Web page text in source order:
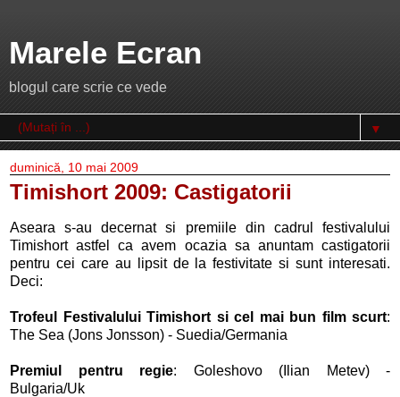
Marele Ecran
blogul care scrie ce vede
▼
duminică, 10 mai 2009
Timishort 2009: Castigatorii
Aseara s-au decernat si premiile din cadrul festivalului
Timishort astfel ca avem ocazia sa anuntam castigatorii
pentru cei care au lipsit de la festivitate si sunt interesati.
Deci:
Trofeul Festivalului Timishort si cel mai bun film scurt:
The Sea (Jons Jonsson) - Suedia/Germania
Premiul pentru regie: Goleshovo (Ilian Metev) -
Bulgaria/Uk